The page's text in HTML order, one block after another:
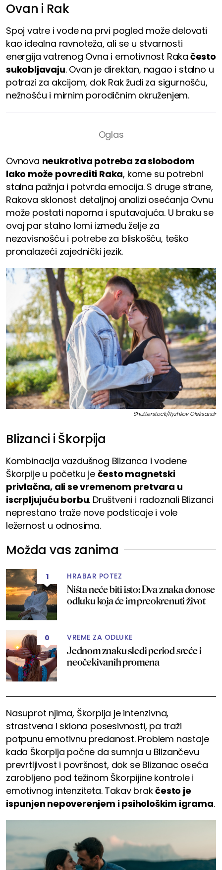
Ovan i Rak
Spoj vatre i vode na prvi pogled može delovati
kao idealna ravnoteža, ali se u stvarnosti
energija vatrenog Ovna i emotivnost Raka često
sukobljavaju. Ovan je direktan, nagao i stalno u
potrazi za akcijom, dok Rak žudi za sigurnošću,
nežnošću i mirnim porodičnim okruženjem.
Ovnova neukrotiva potreba za slobodom
lako može povrediti Raka, kome su potrebni
stalna pažnja i potvrda emocija. S druge strane,
Rakova sklonost detaljnoj analizi osećanja Ovnu
može postati naporna i sputavajuća. U braku se
ovaj par stalno lomi između želje za
nezavisnošću i potrebe za bliskošću, teško
pronalazeći zajednički jezik.
Shutterstock/Ryzhkov Oleksandr
Blizanci i Škorpija
Kombinacija vazdušnog Blizanca i vodene
Škorpije u početku je često magnetski
privlačna, ali se vremenom pretvara u
iscrpljujuću borbu. Društveni i radoznali Blizanci
neprestano traže nove podsticaje i vole
ležernost u odnosima.
Možda vas zanima
1 HRABAR POTEZ
Ništa neće biti isto: Dva znaka donose
odluku koja će im preokrenuti život
0 VREME ZA ODLUKE
Jednom znaku sledi period sreće i
neočekivanih promena
Nasuprot njima, Škorpija je intenzivna,
strastvena i sklona posesivnosti, pa traži
potpunu emotivnu predanost. Problem nastaje
kada Škorpija počne da sumnja u Blizančevu
prevrtljivost i površnost, dok se Blizanac oseća
zarobljeno pod težinom Škorpijine kontrole i
emotivnog intenziteta. Takav brakčesto je
ispunjen nepoverenjem i psihološkim igrama.